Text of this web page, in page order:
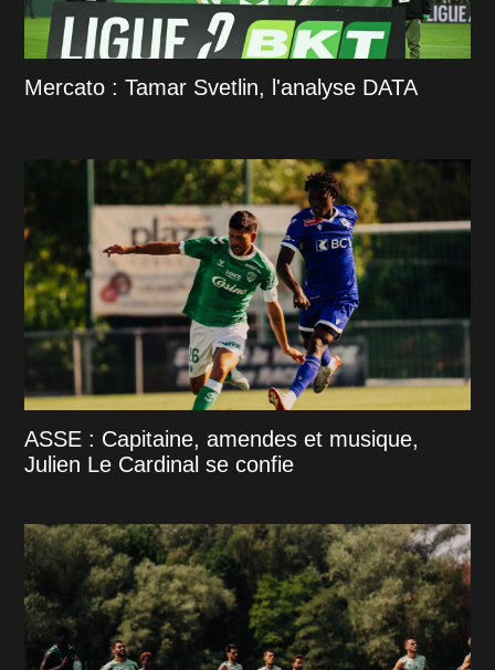
Mercato : Tamar Svetlin, l'analyse DATA
ASSE : Capitaine, amendes et musique,
Julien Le Cardinal se confie